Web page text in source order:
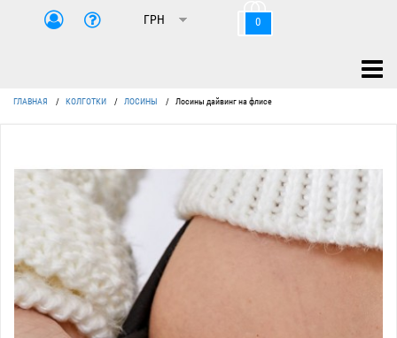
0
ГЛАВНАЯ / КОЛГОТКИ / ЛОСИНЫ / Лосины дайвинг на флисе